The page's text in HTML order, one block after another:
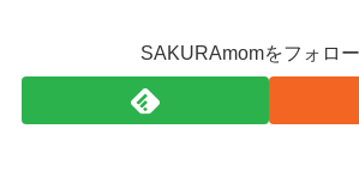
SAKURAmomをフォロ